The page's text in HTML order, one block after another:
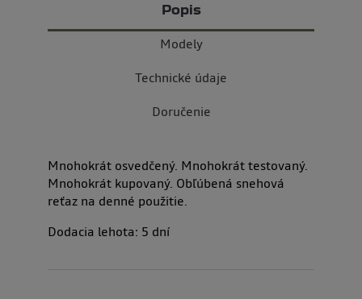
Popis
Modely
Technické údaje
Doručenie
Mnohokrát osvedčený. Mnohokrát testovaný.
Mnohokrát kupovaný. Obľúbená snehová
reťaz na denné použitie.
Dodacia lehota: 5 dní